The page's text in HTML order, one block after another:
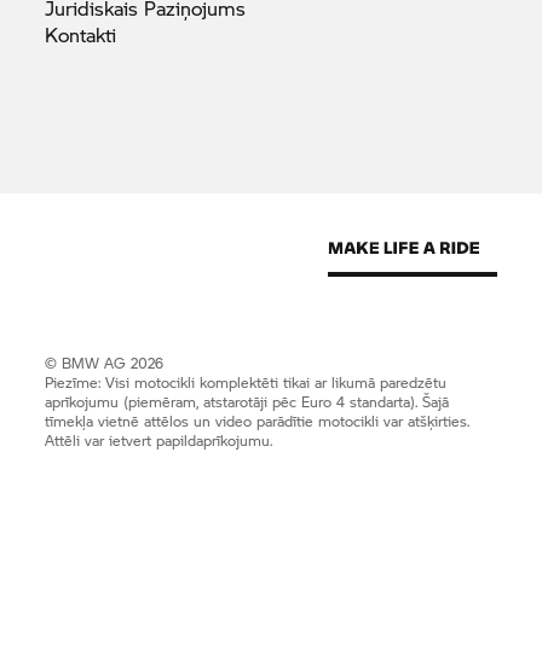
Juridiskais Paziņojums
Kontakti
© BMW AG 2026
Piezīme: Visi motocikli komplektēti tikai ar likumā paredzētu
aprīkojumu (piemēram, atstarotāji pēc Euro 4 standarta). Šajā
tīmekļa vietnē attēlos un video parādītie motocikli var atšķirties.
Attēli var ietvert papildaprīkojumu.